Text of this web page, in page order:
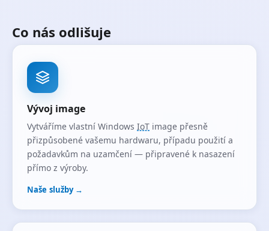
Co nás odlišuje
Vývoj image
Vytváříme vlastní Windows IoT image přesně
přizpůsobené vašemu hardwaru, případu použití a
požadavkům na uzamčení — připravené k nasazení
přímo z výroby.
Naše služby →